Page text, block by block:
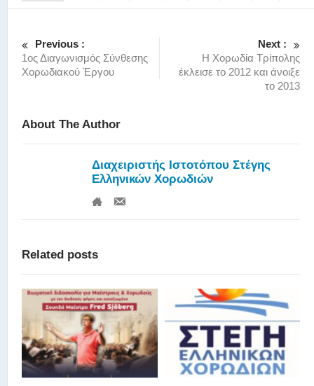
Previous :
1ος Διαγωνισμός Σύνθεσης
Χορωδιακού Έργου
Next :
Η Χορωδία Τρίπολης
έκλεισε το 2012 και άνοιξε
το 2013
About The Author
Διαχειριστής Ιστοτόπου Στέγης
Ελληνικών Χορωδιών
Related posts